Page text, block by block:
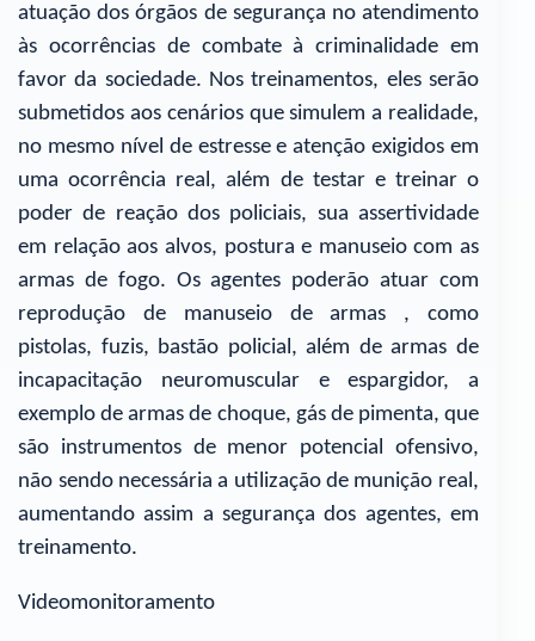
atuação dos órgãos de segurança no atendimento
às ocorrências de combate à criminalidade em
favor da sociedade. Nos treinamentos, eles serão
submetidos aos cenários que simulem a realidade,
no mesmo nível de estresse e atenção exigidos em
uma ocorrência real, além de testar e treinar o
poder de reação dos policiais, sua assertividade
em relação aos alvos, postura e manuseio com as
armas de fogo. Os agentes poderão atuar com
reprodução de manuseio de armas , como
pistolas, fuzis, bastão policial, além de armas de
incapacitação neuromuscular e espargidor, a
exemplo de armas de choque, gás de pimenta, que
são instrumentos de menor potencial ofensivo,
não sendo necessária a utilização de munição real,
aumentando assim a segurança dos agentes, em
treinamento.
Videomonitoramento